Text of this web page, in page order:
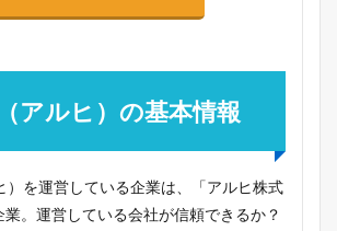
アルヒ）の基本情報
）を運営している企業は、「アルヒ株式
。運営している会社が信頼できるか？